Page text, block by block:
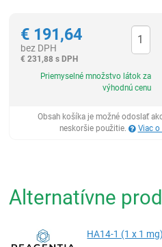
€ 191,64
bez DPH
€ 231,88 s DPH
Priemyselné množstvo látok za
výhodnú cenu
Obsah košíka je možné odoslať
neskoršie použitie.
Viac
Alternatívne
HA14-1 (1 x 1 mg)